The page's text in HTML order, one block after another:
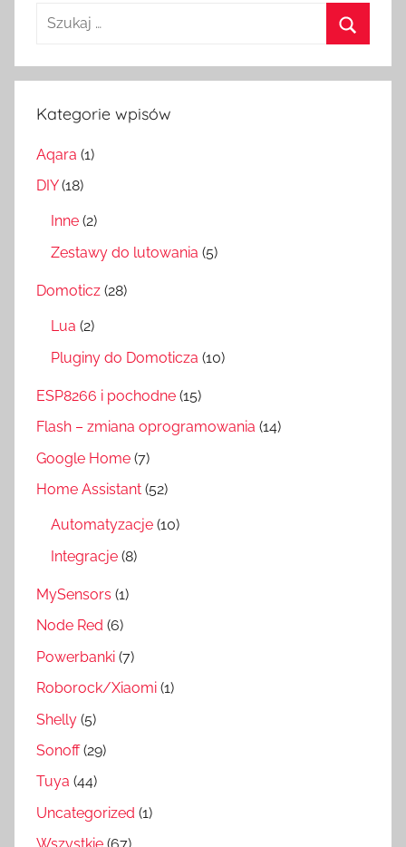
Szukaj:
Kategorie wpisów
Aqara (1)
DIY(18)
Inne (2)
Zestawy do lutowania (5)
Domoticz (28)
Lua (2)
Pluginy do Domoticza (10)
ESP8266 i pochodne (15)
Flash – zmiana oprogramowania (14)
Google Home (7)
Home Assistant (52)
Automatyzacje (10)
Integracje (8)
MySensors (1)
Node Red (6)
Powerbanki (7)
Roborock/Xiaomi (1)
Shelly (5)
Sonoff(29)
Tuya (44)
Uncategorized (1)